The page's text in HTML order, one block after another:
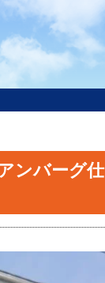
ンバーグ仕